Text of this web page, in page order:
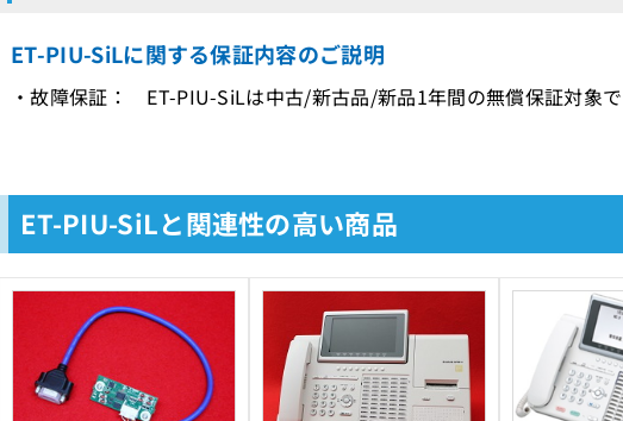
ET-PIU-SiLに関する保証内容のご説明
・故障保証： ET-PIU-SiLは中古/新古品/新品1年間の無償保証対象
ET-PIU-SiLと関連性の高い商品